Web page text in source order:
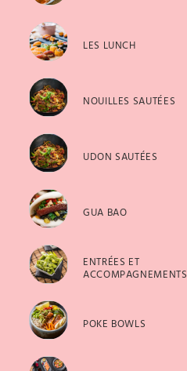
LES LUNCH
NOUILLES SAUTÉES
UDON SAUTÉES
GUA BAO
ENTRÉES ET
ACCOMPAGNEMENTS
POKE BOWLS